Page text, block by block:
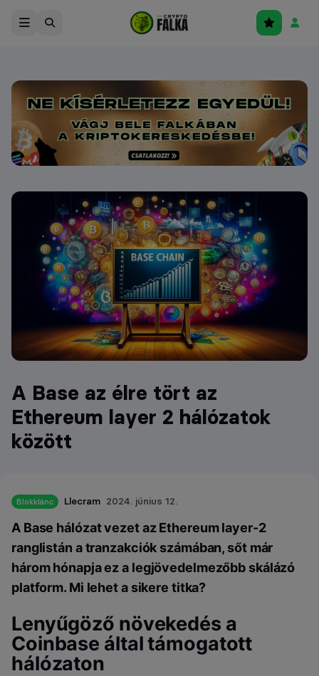
A Base az élre tört az
Ethereum layer 2 hálózatok
között
Blokklánc Llecram 2024. június 12.
A Base hálózat vezet az Ethereum layer-2
ranglistán a tranzakciók számában, sőt már
három hónapja ez a legjövedelmezőbb skálázó
platform. Mi lehet a sikere titka?
Lenyűgöző növekedés a
Coinbase által támogatott
hálózaton